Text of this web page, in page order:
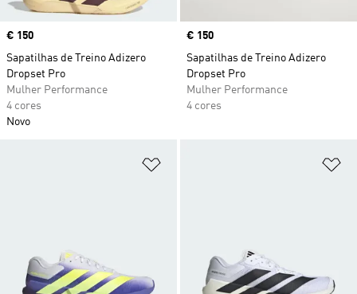
Price
€ 150
Sapatilhas de Treino Adizero
Dropset Pro
Mulher Performance
4 cores
Novo
Price
€ 150
Sapatilhas de Treino Adizero
Dropset Pro
Mulher Performance
4 cores